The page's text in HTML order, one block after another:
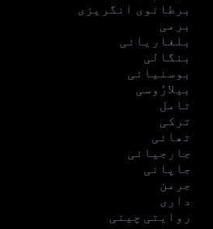
برطانوی انگریزی
برمی
بلغاریائی
بنگالی
بوسنیائی
بیلارُوسی
تامل
ترکی
تھائی
جارجیائی
جاپانی
جرمن
داری
روایتی چینی